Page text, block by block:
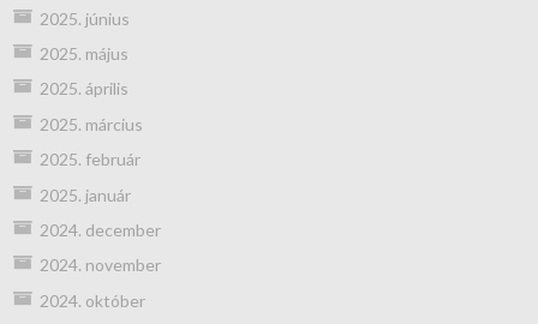
2025. június
2025. május
2025. április
2025. március
2025. február
2025. január
2024. december
2024. november
2024. október